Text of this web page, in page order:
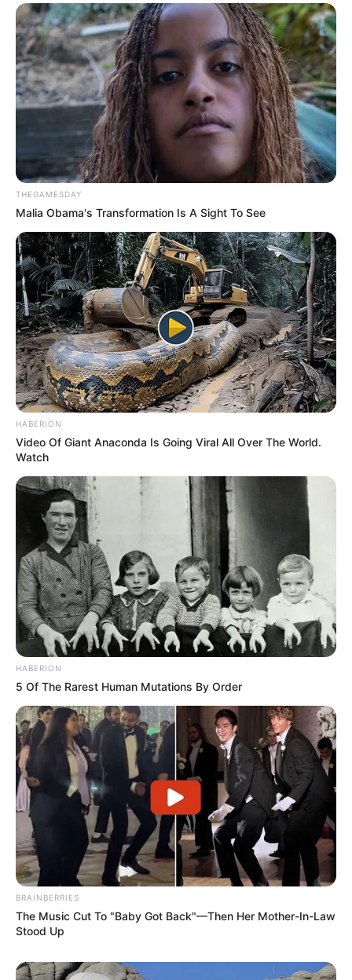
THEGAMESDAY
Malia Obama's Transformation Is A Sight To See
HABERION
Video Of Giant Anaconda Is Going Viral All Over The World.
Watch
HABERION
5 Of The Rarest Human Mutations By Order
BRAINBERRIES
The Music Cut To "Baby Got Back"—Then Her Mother-In-Law
Stood Up